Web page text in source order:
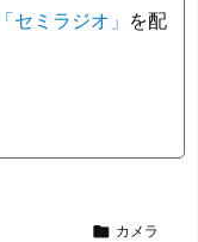
「セミラジオ」 を配
 カメラ